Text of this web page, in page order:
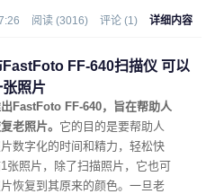
阅读 (3016) 评论 (1) 详细内容
FastFoto FF-640扫描仪 可以
照片
FastFoto FF-640，旨在帮助人
老照片。 它的目的是要帮助人
数字化的时间和精力，轻松快
张照片，除了扫描照片，它也可
恢复到其原来的颜色。一旦老